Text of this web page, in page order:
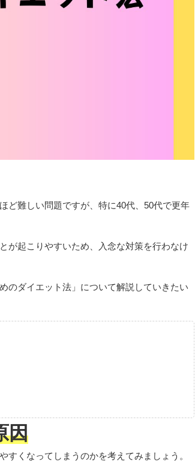
ど難しい問題ですが、特に40代、50代で更年
が起こりやすいため、入念な対策を行わなけ
のダイエット法」について解説していきたい
因
くなってしまうのかを考えてみましょう。